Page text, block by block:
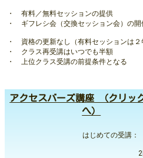
・ 有料／無料セッションの提供
・ ギフレシ会（交換セッション会）の開
・ 資格の更新なし（有料セッションは２
・ クラス再受講はいつでも半額
・ 上位クラス受講の前提条件となる
アクセスバーズ講座 （クリッ
へ）
はじめての受講